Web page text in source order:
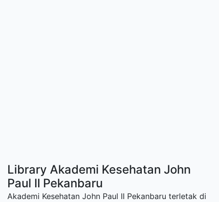
Library Akademi Kesehatan John
Paul II Pekanbaru
Akademi Kesehatan John Paul II Pekanbaru terletak di